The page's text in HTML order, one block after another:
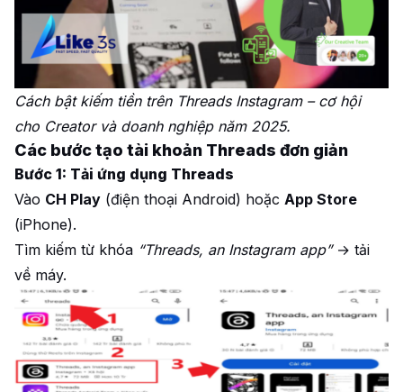
Cách bật kiếm tiền trên Threads Instagram – cơ hội
cho Creator và doanh nghiệp năm 2025.
Các bước tạo tài khoản Threads đơn giản
Bước 1: Tải ứng dụng Threads
Vào CH Play (điện thoại Android) hoặc App Store
(iPhone).
Tìm kiếm từ khóa “Threads, an Instagram app”→ tải
về máy.